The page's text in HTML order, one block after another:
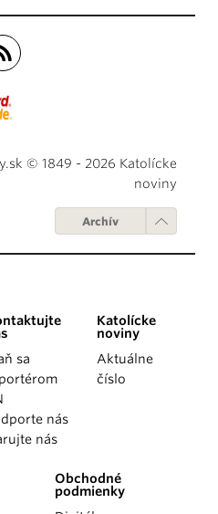
© 1849 - 2026 Katolícke
noviny
Archív
sa
nás
nás
Katolícke
noviny
Aktuálne
číslo
Obchodné
podmienky